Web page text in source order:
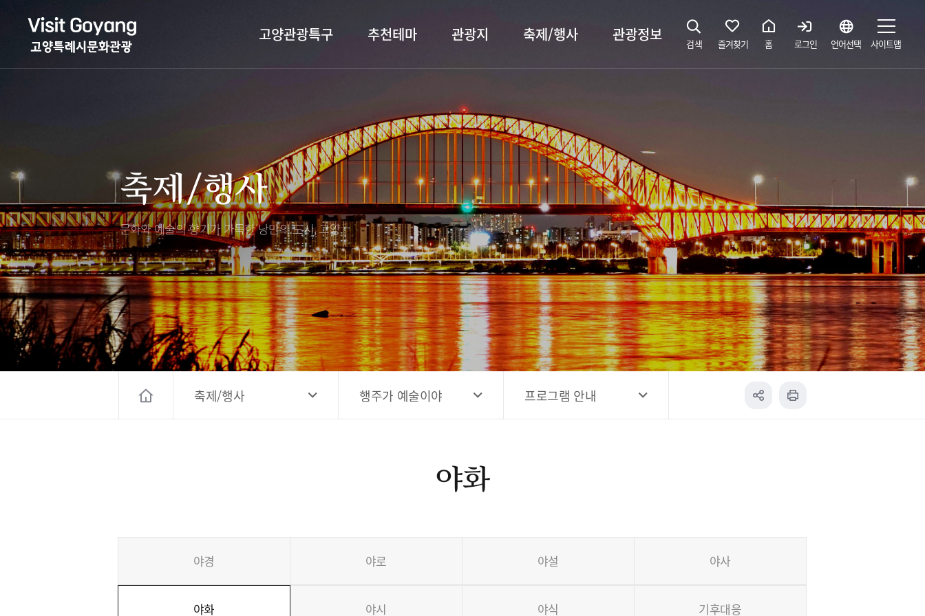
고양관광특구 추천테마
TV속 고양 나들이
야경 나들이
자전거 나들이
도보관광 나들이
DMZ평화의길
서오릉/서삼릉
전시관/박물관
장항습지
누리길
벚꽃명소
고양시 예술창작공간 해움
고양시 예술창작공간 새들
관광지 축제/행사
축제/행사
프로그램 안내
사전신청
자주 묻는 질문
관광정보
고양관광정보센터 소개
층별안내
편의시설
오시는길
대표먹거리
전통시장
템플스테이
숙박 정보
쇼핑 정보
문화관광해설사 예약하기
해설사 공간
고양시관광협의회
고양컨벤션뷰로
경기관광
대한민국 구석구석
공지사항
홍보영상
전자관광지도 다도라
관광안내홍보물
검색 즐겨찾기 홈 로그인 언어선택 사이트맵
축제/행사
문화와 예술의 향기가 가득한낭만의 도시, 고양
축제/행사 행주가 예술이야 프로그램 안내
야화
야경 야로 야설 야사
야화 야시 야식 기후대응